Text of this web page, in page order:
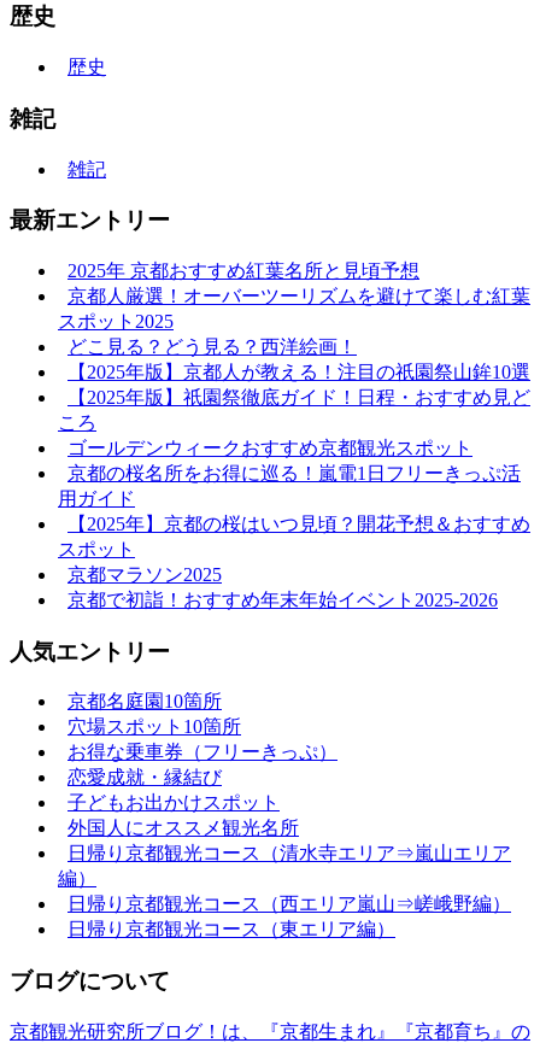
歴史
歴史
雑記
雑記
最新エントリー
2025年 京都おすすめ紅葉名所と見頃予想
京都人厳選！オーバーツーリズムを避けて楽しむ紅葉
スポット2025
どこ見る？どう見る？西洋絵画！
【2025年版】京都人が教える！注目の祇園祭山鉾10選
【2025年版】祇園祭徹底ガイド！日程・おすすめ見ど
ころ
ゴールデンウィークおすすめ京都観光スポット
京都の桜名所をお得に巡る！嵐電1日フリーきっぷ活
用ガイド
【2025年】京都の桜はいつ見頃？開花予想＆おすすめ
スポット
京都マラソン2025
京都で初詣！おすすめ年末年始イベント2025-2026
人気エントリー
京都名庭園10箇所
穴場スポット10箇所
お得な乗車券（フリーきっぷ）
恋愛成就・縁結び
子どもお出かけスポット
外国人にオススメ観光名所
日帰り京都観光コース（清水寺エリア⇒嵐山エリア
編）
日帰り京都観光コース（西エリア嵐山⇒嵯峨野編）
日帰り京都観光コース（東エリア編）
ブログについて
京都観光研究所ブログ！は、『京都生まれ』『京都育ち』の